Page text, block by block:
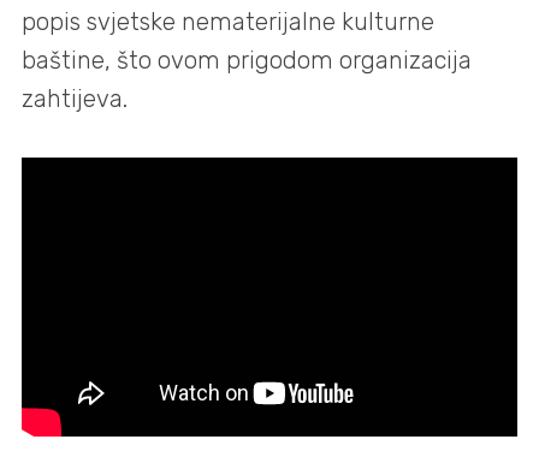
popis svjetske nematerijalne kulturne
baštine, što ovom prigodom organizacija
zahtijeva.